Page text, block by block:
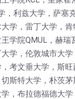
，利兹大学，萨塞
学，雷丁大学，
学院QMUL，赫瑞
学，伦敦城市大
考文垂大学，斯
斯特大学，朴茨
，布拉德福德大